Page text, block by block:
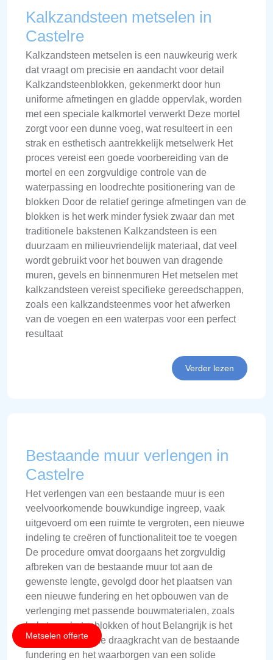
Kalkzandsteen metselen in
Castelre
Kalkzandsteen metselen is een nauwkeurig werk
dat vraagt om precisie en aandacht voor detail
Kalkzandsteenblokken, gekenmerkt door hun
uniforme afmetingen en gladde oppervlak, worden
met een speciale kalkmortel verwerkt Deze mortel
zorgt voor een dunne voeg, wat resulteert in een
strak en esthetisch aantrekkelijk metselwerk Het
proces vereist een goede voorbereiding van de
mortel en een zorgvuldige controle van de
waterpassing en loodrechte positionering van de
blokken Door de relatief geringe afmetingen van de
blokken is het werk minder fysiek zwaar dan met
traditionele bakstenen Kalkzandsteen is een
duurzaam en milieuvriendelijk materiaal, dat veel
wordt gebruikt voor het bouwen van dragende
muren, gevels en binnenmuren Het metselen met
kalkzandsteen vereist specifieke gereedschappen,
zoals een kalkzandsteenmes voor het afwerken
van de voegen en een waterpas voor een perfect
resultaat
Verder lezen
Bestaande muur verlengen in
Castelre
Het verlengen van een bestaande muur is een
veelvoorkomende bouwkundige ingreep, vaak
uitgevoerd om een ruimte te vergroten, een nieuwe
indeling te creëren of functionaliteit toe te voegen
De procedure omvat doorgaans het zorgvuldig
afbreken van de bestaande muur tot aan de
gewenste lengte, gevolgd door het plaatsen van
een nieuwe fundering en het opbouwen van de
verlenging met passende bouwmaterialen, zoals
baksteen, betonblokken of hout Belangrijk is het
controleren van de draagkracht van de bestaande
fundering en het waarborgen van een solide
Metselen offerte